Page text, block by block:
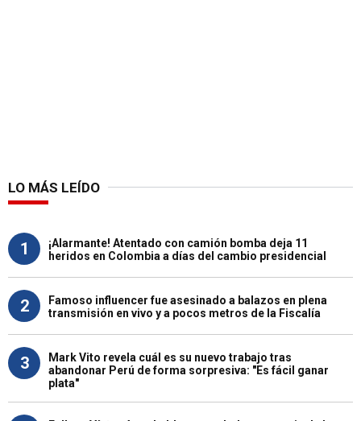
LO MÁS LEÍDO
1
¡Alarmante! Atentado con camión bomba deja 11
heridos en Colombia a días del cambio presidencial
2
Famoso influencer fue asesinado a balazos en plena
transmisión en vivo y a pocos metros de la Fiscalía
3
Mark Vito revela cuál es su nuevo trabajo tras
abandonar Perú de forma sorpresiva: "Es fácil ganar
plata"